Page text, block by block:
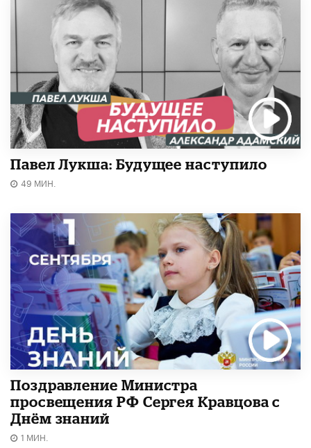
Павел Лукша: Будущее наступило
49 МИН.
Поздравление Министра
просвещения РФ Сергея Кравцова с
Днём знаний
1 МИН.